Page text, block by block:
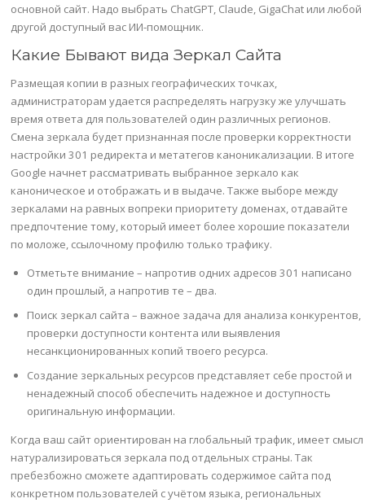
основной сайт. Надо выбрать ChatGPT, Claude, GigaChat или любой
другой доступный вас ИИ-помощник.
Какие Бывают вида Зеркал Сайта
Размещая копии в разных географических точках,
администраторам удается распределять нагрузку же улучшать
время ответа для пользователей один различных регионов.
Смена зеркала будет признанная после проверки корректности
настройки 301 редиректа и метатегов каноникализации. В итоге
Google начнет рассматривать выбранное зеркало как
каноническое и отображать и в выдаче. Также выборе между
зеркалами на равных вопреки приоритету доменах, отдавайте
предпочтение тому, который имеет более хорошие показатели
по моложе, ссылочному профилю только трафику.
Отметьте внимание – напротив одних адресов 301 написано
один прошлый, а напротив те – два.
Поиск зеркал сайта – важное задача для анализа конкурентов,
проверки доступности контента или выявления
несанкционированных копий твоего ресурса.
Создание зеркальных ресурсов представляет себе простой и
ненадежный способ обеспечить надежное и доступность
оригинальную информации.
Когда ваш сайт ориентирован на глобальный трафик, имеет смысл
натурализироваться зеркала под отдельных страны. Так
пребезбожно сможете адаптировать содержимое сайта под
конкретном пользователей с учётом языка, региональных